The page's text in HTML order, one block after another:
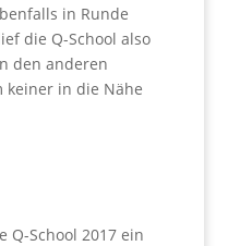
in Runde
die Q-School also
den anderen
keiner in die Nähe
Q-School 2017 ein